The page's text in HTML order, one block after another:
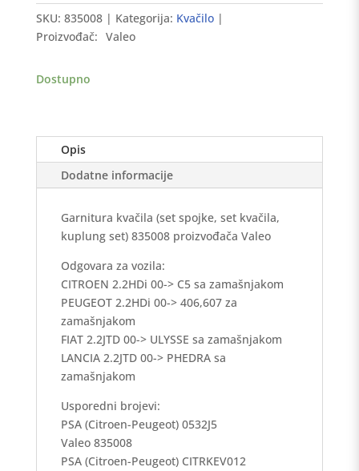
00-
>,
PEUGEOT,
LANCIA
količina
SKU: 835008 Kategorija: Kvačilo
Proizvođač: Valeo
Dostupno
Opis
Dodatne informacije
Garnitura kvačila (set spojke, set kvačila,
kuplung set) 835008 proizvođača Valeo
Odgovara za vozila:
CITROEN 2.2HDi 00-> C5 sa zamašnjakom
PEUGEOT 2.2HDi 00-> 406,607 za
zamašnjakom
FIAT 2.2JTD 00-> ULYSSE sa zamašnjakom
LANCIA 2.2JTD 00-> PHEDRA sa
zamašnjakom
Usporedni brojevi:
PSA (Citroen-Peugeot) 0532J5
Valeo 835008
PSA (Citroen-Peugeot) CITRKEV012